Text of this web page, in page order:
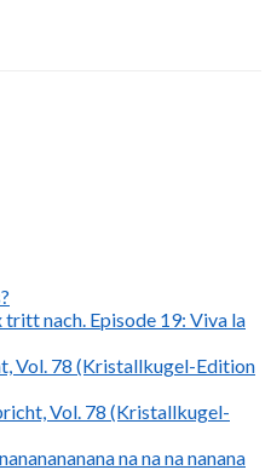
tritt nach. Episode 19: Viva la
Vol. 78 (Kristallkugel-Edition
Vol. 78 (Kristallkugel-
na na na nanana